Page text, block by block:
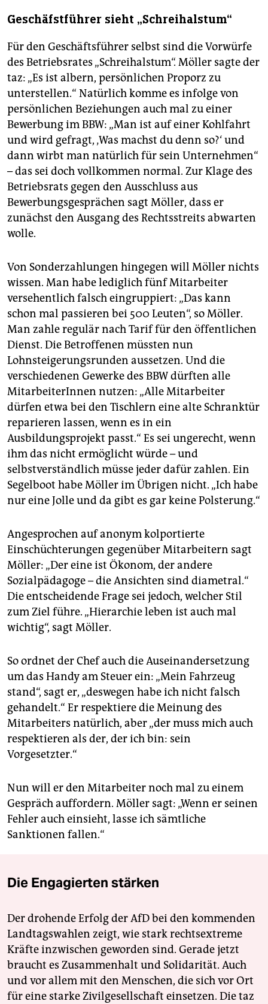
Geschäfstführer sieht „Schreihalstum“
Für den Geschäftsführer selbst sind die Vorwürfe
des Betriebsrates „Schreihalstum“. Möller sagte der
taz: „Es ist albern, persönlichen Proporz zu
unterstellen.“ Natürlich komme es infolge von
persönlichen Beziehungen auch mal zu einer
Bewerbung im BBW: „Man ist auf einer Kohlfahrt
und wird gefragt, ‚Was machst du denn so?‘ und
dann wirbt man natürlich für sein Unternehmen“
– das sei doch vollkommen normal. Zur Klage des
Betriebsrats gegen den Ausschluss aus
Bewerbungsgesprächen sagt Möller, dass er
zunächst den Ausgang des Rechtsstreits abwarten
wolle.
Von Sonderzahlungen hingegen will Möller nichts
wissen. Man habe lediglich fünf Mitarbeiter
versehentlich falsch eingruppiert: „Das kann
schon mal passieren bei 500 Leuten“, so Möller.
Man zahle regulär nach Tarif für den öffentlichen
Dienst. Die Betroffenen müssten nun
Lohnsteigerungsrunden aussetzen. Und die
verschiedenen Gewerke des BBW dürften alle
MitarbeiterInnen nutzen: „Alle Mitarbeiter
dürfen etwa bei den Tischlern eine alte Schranktür
reparieren lassen, wenn es in ein
Ausbildungsprojekt passt.“ Es sei ungerecht, wenn
ihm das nicht ermöglicht würde – und
selbstverständlich müsse jeder dafür zahlen. Ein
Segelboot habe Möller im Übrigen nicht. „Ich habe
nur eine Jolle und da gibt es gar keine Polsterung.“
Angesprochen auf anonym kolportierte
Einschüchterungen gegenüber Mitarbeitern sagt
Möller: „Der eine ist Ökonom, der andere
Sozialpädagoge – die Ansichten sind diametral.“
Die entscheidende Frage sei jedoch, welcher Stil
zum Ziel führe. „Hierarchie leben ist auch mal
wichtig“, sagt Möller.
So ordnet der Chef auch die Auseinandersetzung
um das Handy am Steuer ein: „Mein Fahrzeug
stand“, sagt er, „deswegen habe ich nicht falsch
gehandelt.“ Er respektiere die Meinung des
Mitarbeiters natürlich, aber „der muss mich auch
respektieren als der, der ich bin: sein
Vorgesetzter.“
Nun will er den Mitarbeiter noch mal zu einem
Gespräch auffordern. Möller sagt: „Wenn er seinen
Fehler auch einsieht, lasse ich sämtliche
Sanktionen fallen.“
Die Engagierten stärken
Der drohende Erfolg der AfD bei den kommenden
Landtagswahlen zeigt, wie stark rechtsextreme
Kräfte inzwischen geworden sind. Gerade jetzt
braucht es Zusammenhalt und Solidarität. Auch
und vor allem mit den Menschen, die sich vor Ort
für eine starke Zivilgesellschaft einsetzen. Die taz